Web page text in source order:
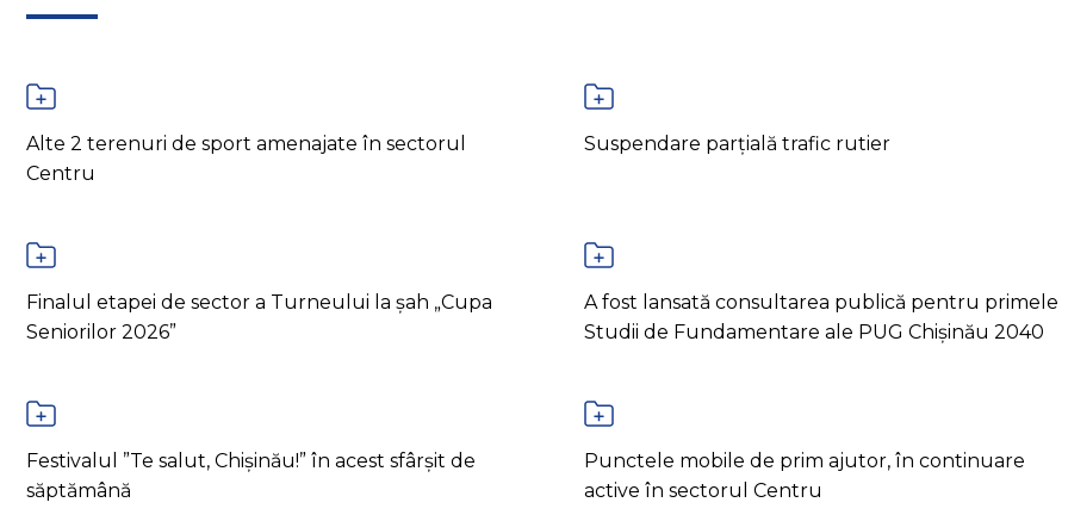
Alte 2 terenuri de sport amenajate în sectorul
Centru
Suspendare parțială trafic rutier
Finalul etapei de sector a Turneului la șah „Cupa
Seniorilor 2026”
A fost lansată consultarea publică pentru primele
Studii de Fundamentare ale PUG Chișinău 2040
Festivalul ”Te salut, Chișinău!” în acest sfârșit de
săptămână
Punctele mobile de prim ajutor, în continuare
active în sectorul Centru